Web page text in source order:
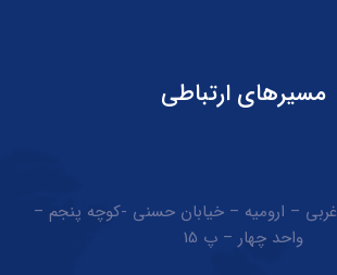
مسیرهای ارتباطی
– ارومیه – خیابان حسنی -کوچه پنجم –
واحد چهار – پ 15